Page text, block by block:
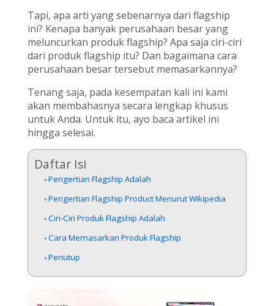
Tapi, apa arti yang sebenarnya dari flagship
ini? Kenapa banyak perusahaan besar yang
meluncurkan produk flagship? Apa saja ciri-ciri
dari produk flagship itu? Dan bagaimana cara
perusahaan besar tersebut memasarkannya?
Tenang saja, pada kesempatan kali ini kami
akan membahasnya secara lengkap khusus
untuk Anda. Untuk itu, ayo baca artikel ini
hingga selesai.
Daftar Isi
Pengertian Flagship Adalah
Pengertian Flagship Product Menurut Wikipedia
Ciri-Ciri Produk Flagship Adalah
Cara Memasarkan Produk Flagship
Penutup